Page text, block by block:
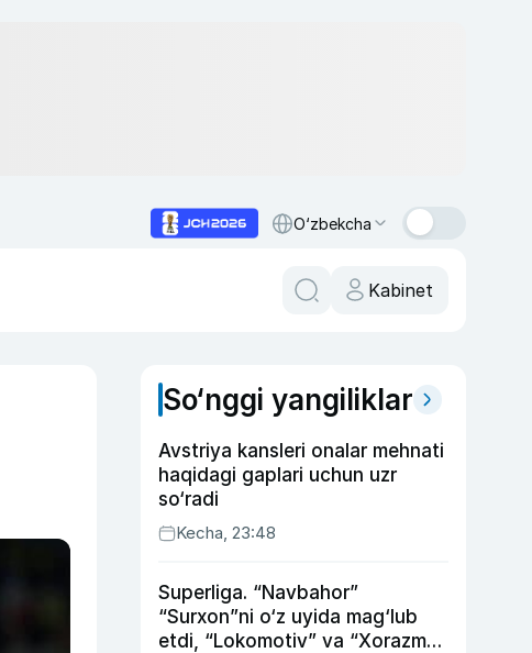
O‘zbekcha
Kabinet
So‘nggi yangiliklar
Avstriya kansleri onalar mehnati
haqidagi gaplari uchun uzr
so‘radi
Kecha, 23:48
Superliga. “Navbahor”
“Surxon”ni o‘z uyida mag‘lub
etdi, “Lokomotiv” va “Xorazm”